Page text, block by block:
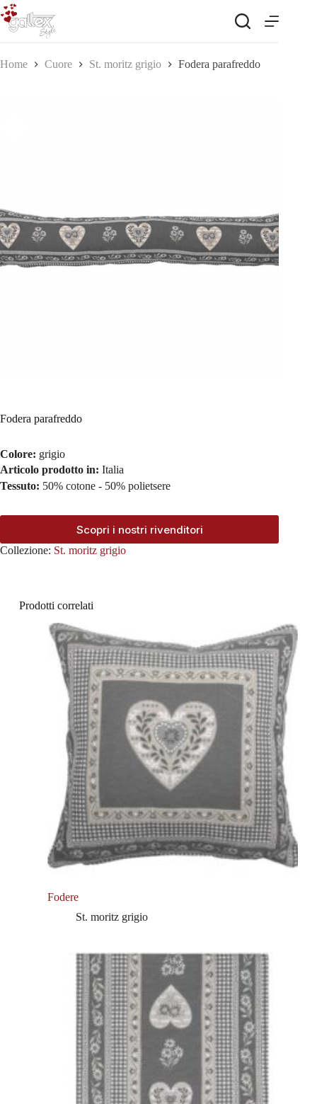
Salta
al
contenuto
Home Cuore St. moritz grigio Fodera parafreddo
Fodera parafreddo
Colore: grigio
Articolo prodotto in: Italia
Tessuto: 50% cotone - 50% polietsere
Scopri i nostri rivenditori
Collezione: St. moritz grigio
Prodotti correlati
Fodere
St. moritz grigio